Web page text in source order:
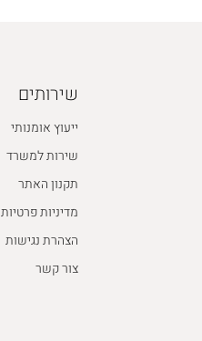
שירותים
ייעוץ אומנותי
שירות למשרד
תקנון האתר
מדיניות פרטיות
הצהרת נגישות
צור קשר